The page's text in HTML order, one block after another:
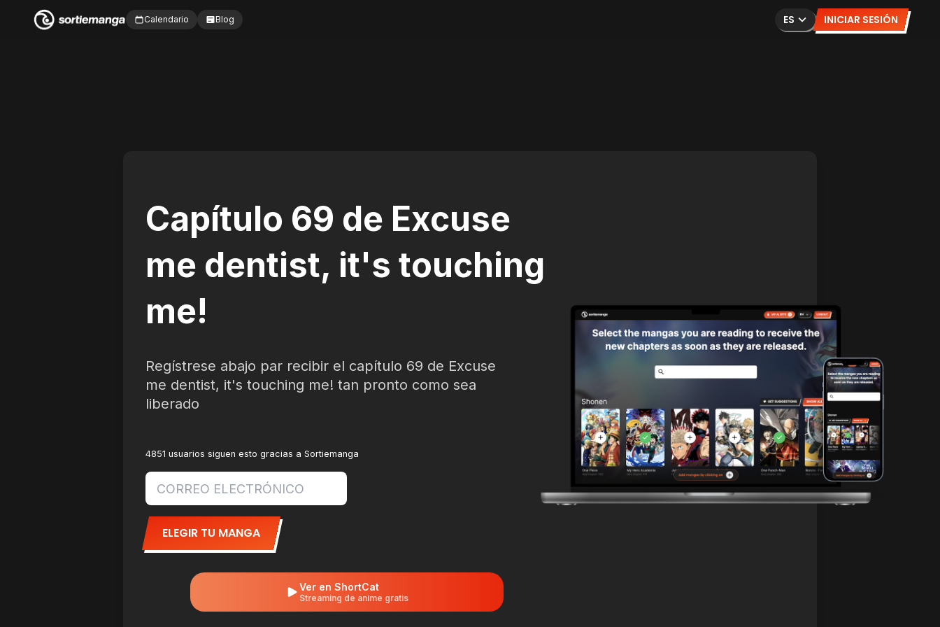
Calendario Blog ES INICIAR SESIÓN
Capítulo 69 de Excuse
me dentist, it's touching
me!
Regístrese abajo par recibir el capítulo 69 de Excuse
me dentist, it's touching me! tan pronto como sea
liberado
4851 usuarios siguen esto gracias a Sortiemanga
ELEGIR TU MANGA
Ver en ShortCat
Streaming de anime gratis